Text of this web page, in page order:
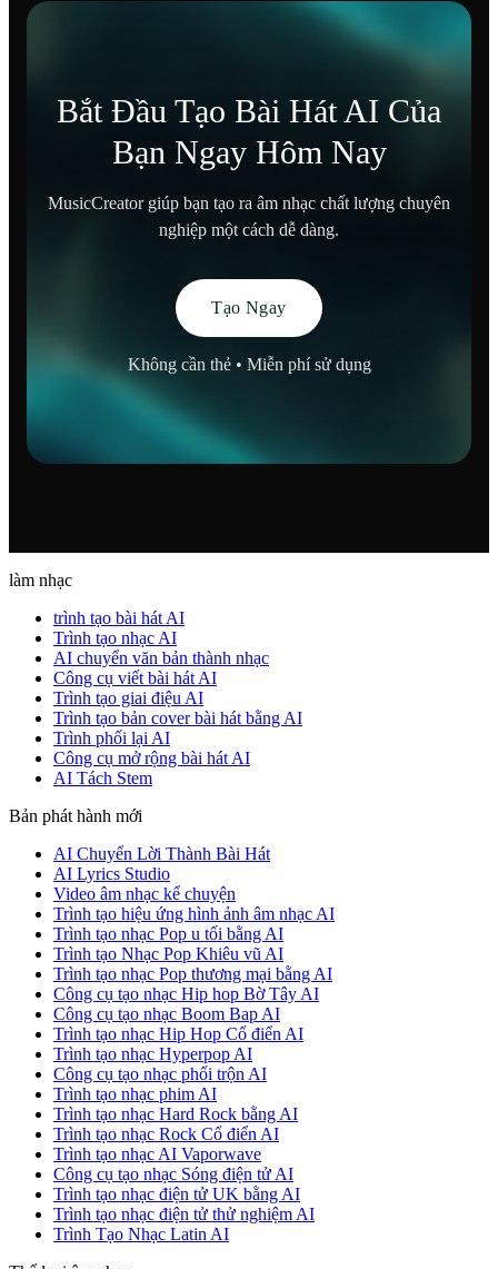
Bắt Đầu Tạo Bài Hát AI Của
Bạn Ngay Hôm Nay
MusicCreator giúp bạn tạo ra âm nhạc chất lượng chuyên
nghiệp một cách dễ dàng.
Tạo Ngay
Không cần thẻ • Miễn phí sử dụng
làm nhạc
trình tạo bài hát AI
Trình tạo nhạc AI
AI chuyển văn bản thành nhạc
Công cụ viết bài hát AI
Trình tạo giai điệu AI
Trình tạo bản cover bài hát bằng AI
Trình phối lại AI
Công cụ mở rộng bài hát AI
AI Tách Stem
Bản phát hành mới
AI Chuyển Lời Thành Bài Hát
AI Lyrics Studio
Video âm nhạc kể chuyện
Trình tạo hiệu ứng hình ảnh âm nhạc AI
Trình tạo nhạc Pop u tối bằng AI
Trình tạo Nhạc Pop Khiêu vũ AI
Trình tạo nhạc Pop thương mại bằng AI
Công cụ tạo nhạc Hip hop Bờ Tây AI
Công cụ tạo nhạc Boom Bap AI
Trình tạo nhạc Hip Hop Cổ điển AI
Trình tạo nhạc Hyperpop AI
Công cụ tạo nhạc phối trộn AI
Trình tạo nhạc phim AI
Trình tạo nhạc Hard Rock bằng AI
Trình tạo nhạc Rock Cổ điển AI
Trình tạo nhạc AI Vaporwave
Công cụ tạo nhạc Sóng điện tử AI
Trình tạo nhạc điện tử UK bằng AI
Trình tạo nhạc điện tử thử nghiệm AI
Trình Tạo Nhạc Latin AI